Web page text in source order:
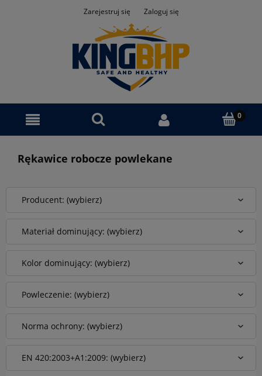
Zarejestruj się Zaloguj się
Rękawice robocze powlekane
Producent: (wybierz)
Materiał dominujący: (wybierz)
Kolor dominujący: (wybierz)
Powleczenie: (wybierz)
Norma ochrony: (wybierz)
EN 420:2003+A1:2009: (wybierz)